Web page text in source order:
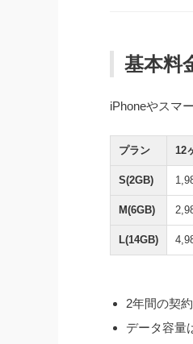
基本料
iPhoneやスマ
プラン 12
S(2GB)
M(6GB)
L(14GB)
2年間の契
データ容量